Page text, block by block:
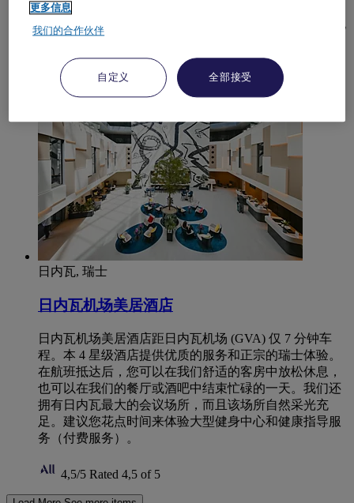
讨会，也是您涵养体力的理想场所。在室外游泳池畅
游，在露台上晒太阳，或在 La Yourte 小酒馆来一杯当地
葡萄酒。
4,3/5 Rated 4,3 of 5
日内瓦, 瑞士
日内瓦机场美居酒店
日内瓦机场美居酒店距日内瓦机场 (GVA) 仅 7 分钟车
程。本 4 星级酒店提供优质的服务和正宗的瑞士体验。
在航班抵达后，您可以在我们舒适的客房中放松休息，
也可以在我们的餐厅或酒吧中结束忙碌的一天。我们还
拥有日内瓦最大的会议场所，而且该场所自然采光充
足。建议您花点时间来体验大型健身中心和健康指导服
务（付费服务）。
4,5/5 Rated 4,5 of 5
更多信息
我们的合作伙伴
自定义 全部接受